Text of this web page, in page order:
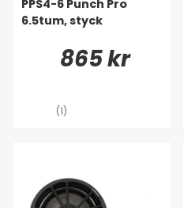
PPS4-6 Punch Pro
6.5tum, styck
865 kr
(1)